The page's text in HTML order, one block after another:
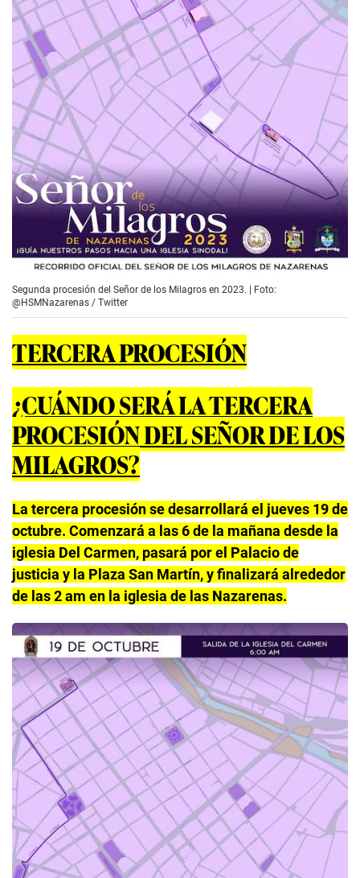
Segunda procesión del Señor de los Milagros en 2023. | Foto:
@HSMNazarenas / Twitter
TERCERA PROCESIÓN
¿CUÁNDO SERÁ LA TERCERA
PROCESIÓN DEL SEÑOR DE LOS
MILAGROS?
La tercera procesión se desarrollará el jueves 19 de
octubre. Comenzará a las 6 de la mañana desde la
iglesia Del Carmen, pasará por el Palacio de
justicia y la Plaza San Martín, y finalizará alrededor
de las 2 am en la iglesia de las Nazarenas.